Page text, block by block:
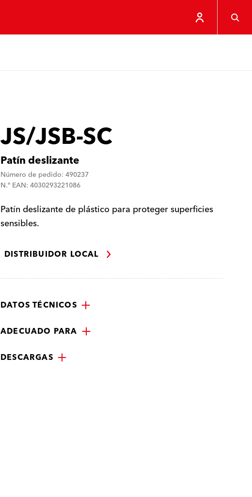
JS/JSB-SC
Patín deslizante
Número de pedido: 490237
N.º EAN: 4030293221086
Patín deslizante de plástico para proteger superficies
sensibles.
DISTRIBUIDOR LOCAL
DATOS TÉCNICOS
ADECUADO PARA
DESCARGAS